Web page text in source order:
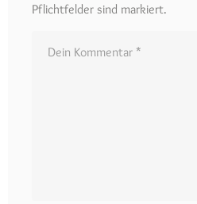
Pflichtfelder sind markiert.